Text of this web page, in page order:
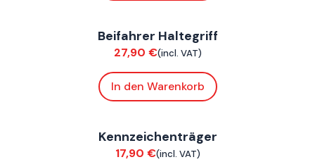
Beifahrer Haltegriff
27,90 €(incl. VAT)
In den Warenkorb
Kennzeichenträger
17,90 €(incl. VAT)